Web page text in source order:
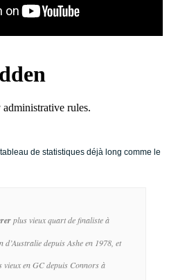
de statistiques déjà long comme le
plus vieux quart de finaliste à
d’Australie depuis Ashe en 1978, et
vieux en GC depuis Connors à